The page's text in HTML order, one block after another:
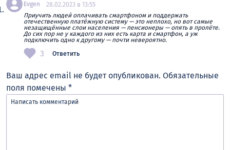
Evgen
28.02.2023 в 13:55
Приучить людей оплачивать смартфоном и поддержать
отечественную платёжную систему — это неплохо, но вот самые
незащищённые слои населения — пенсионеры — опять в пролёте.
До сих пор не у каждого из них есть карта и смартфон, а уж
подключить одно к другому — почти невероятно.
3 Ответить
Ваш адрес email не будет опубликован. Обязательные
поля помечены *